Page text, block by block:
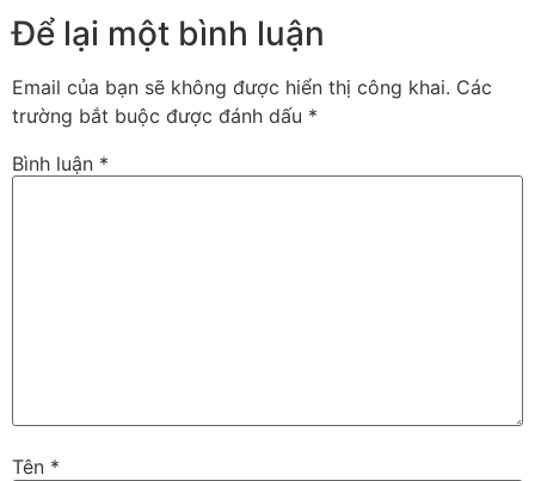
Để lại một bình luận
Email của bạn sẽ không được hiển thị công khai. Các
trường bắt buộc được đánh dấu *
Bình luận *
Tên *